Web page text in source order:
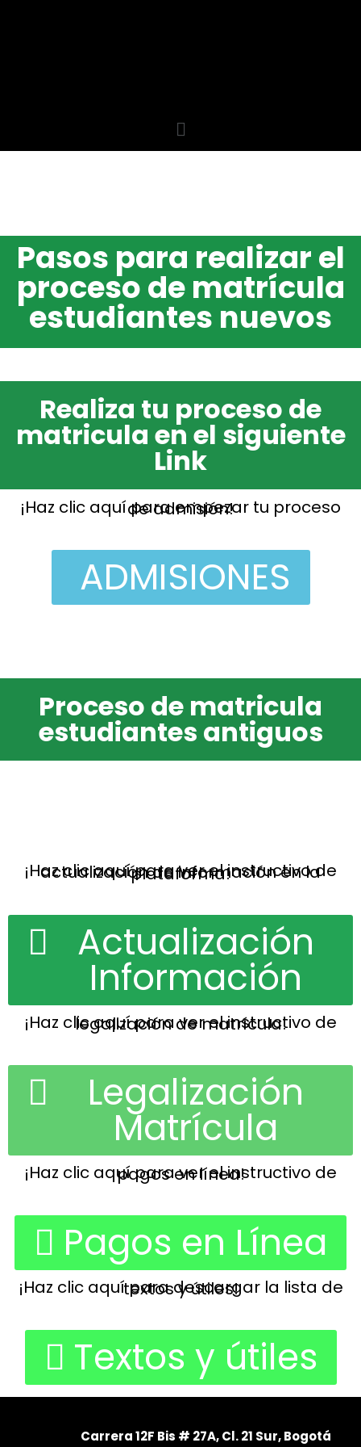
Pasos para realizar el
proceso de matrícula
estudiantes nuevos
Realiza tu proceso de
matricula en el siguiente
Link
¡Haz clic aquí para empezar tu proceso de admisión!
ADMISIONES
Proceso de matricula
estudiantes antiguos
¡Haz clic aquí para ver el instructivo de actualización de información en la plataforma!
Actualización
Información
¡Haz clic aquí para ver el instructivo de legalización de matrícula!
Legalización
Matrícula
¡Haz clic aquí para ver el instructivo de pagos en línea!
Pagos en Línea
¡Haz clic aquí para descargar la lista de textos y útiles!
Textos y útiles
Carrera 12F Bis # 27A, Cl. 21 Sur, Bogotá